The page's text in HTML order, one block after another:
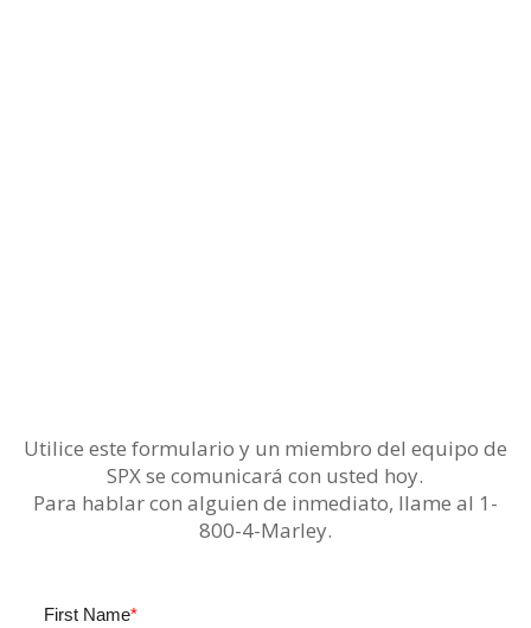
Utilice este formulario y un miembro del equipo de
SPX se comunicará con usted hoy.
Para hablar con alguien de inmediato, llame al 1-
800-4-Marley.